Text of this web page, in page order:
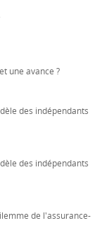
une avance ?
des indépendants
des indépendants
de l'assurance-